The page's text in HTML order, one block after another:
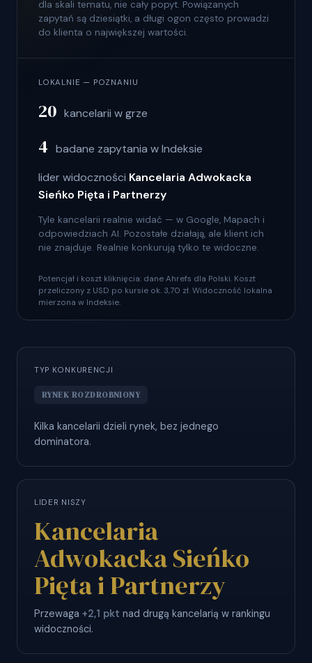
dla skali tematu, nie cały popyt. Powiązanych
zapytań są dziesiątki, a długi ogon często prowadzi
do klienta o największej wartości.
LOKALNIE — POZNANIU
20 kancelarii w grze
4 badane zapytania w Indeksie
lider widoczności Kancelaria Adwokacka
Sieńko Pięta i Partnerzy
Tyle kancelarii realnie widać — w Google, Mapach i
odpowiedziach AI. Pozostałe działają, ale klient ich
nie znajduje. Realnie konkurują tylko te widoczne.
Potencjał i koszt kliknięcia: dane Ahrefs dla Polski. Koszt
przeliczony z USD po kursie ok. 3,70 zł. Widoczność lokalna
mierzona w Indeksie.
TYP KONKURENCJI
RYNEK ROZDROBNIONY
Kilka kancelarii dzieli rynek, bez jednego
dominatora.
LIDER NISZY
Kancelaria
Adwokacka Sieńko
Pięta i Partnerzy
Przewaga +2,1 pkt nad drugą kancelarią w rankingu
widoczności.